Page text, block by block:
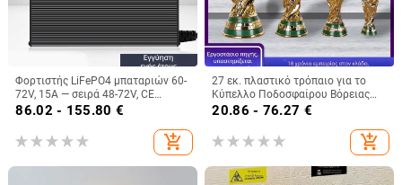
Φορτιστής LiFePO4 μπαταριών 60-
72V, 15A — σειρά 48-72V, CE
πιστοποίηση, είσοδος 100-240V
86.02 - 155.80 €
add_shopping_cart
27 εκ. πλαστικό τρόπαιο για το
Κύπελλο Ποδοσφαίρου Βόρειας
Αμερικής 2026 – επετειακό
αντικείμενο για έκθεση
20.86 - 76.27 €
add_shopping_cart